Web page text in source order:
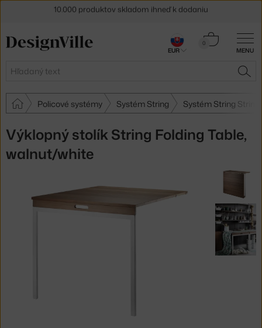
MENU
Hľadať
0
Košík
Policové systémy Systém String Systém String String
Výklopný stolík String Folding Table,
walnut/white
30 dní na vrátenie tovaru
EUR